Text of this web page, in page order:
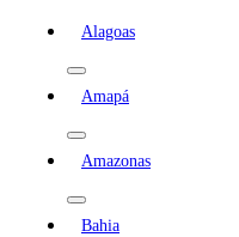
Alagoas
Amapá
Amazonas
Bahia